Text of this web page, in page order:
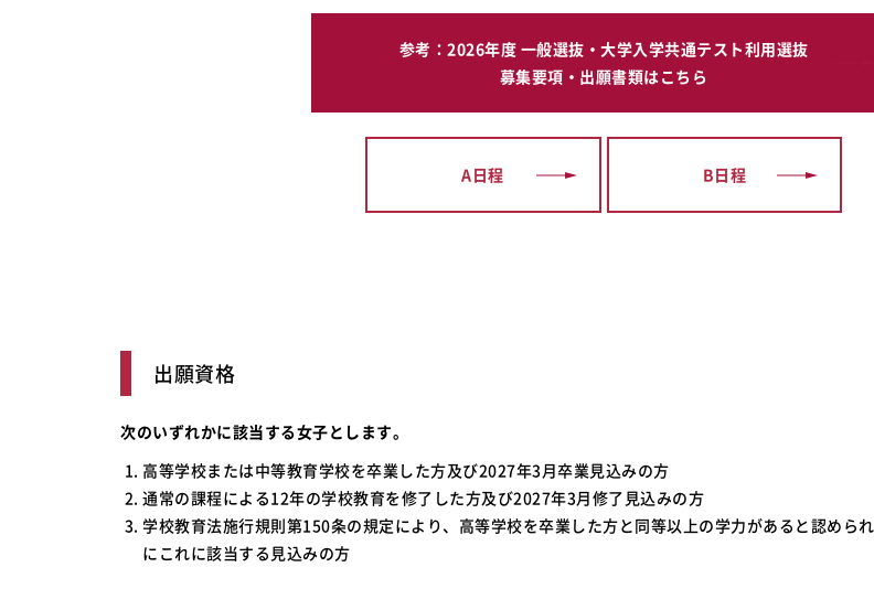
参考：2026年度 一般選抜・大学入学共通テスト利用選抜
募集要項・出願書類はこちら
A日程 B日程
出願資格
次のいずれかに該当する女子とします。
高等学校または中等教育学校を卒業した方及び2027年3月卒業見込みの方
通常の課程による12年の学校教育を修了した方及び2027年3月修了見込みの方
学校教育法施行規則第150条の規定により、高等学校を卒業した方と同等以上の学力があると認めら
にこれに該当する見込みの方